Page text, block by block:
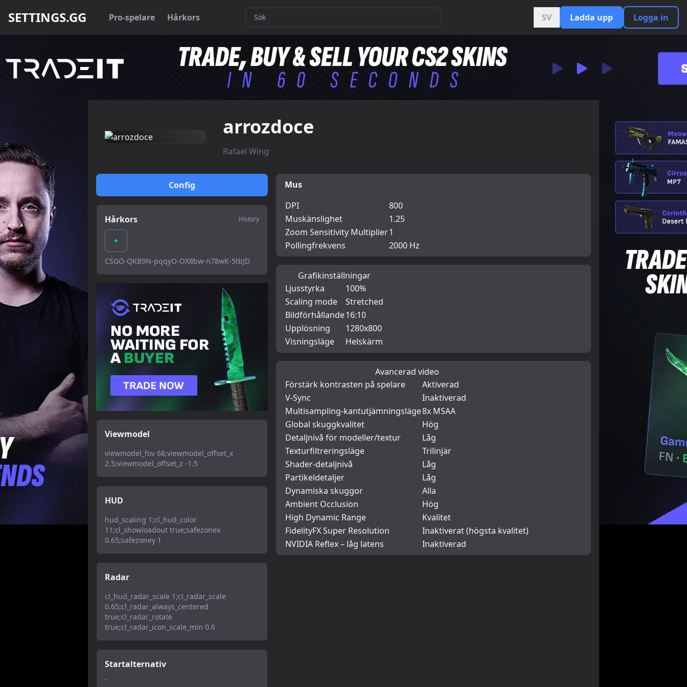
SETTINGS.GG Pro-spelare Hårkors SV Ladda upp Logga in
arrozdoce
Rafael Wing
Config
Hårkors History
CSGO-QKB9N-pqqyO-OX8bw-n78wK-5tbJD
Viewmodel
viewmodel_fov 68;viewmodel_offset_x
2.5;viewmodel_offset_z -1.5
HUD
hud_scaling 1;cl_hud_color
11;cl_showloadout true;safezonex
0.65;safezoney 1
Radar
cl_hud_radar_scale 1;cl_radar_scale
0.65;cl_radar_always_centered
true;cl_radar_rotate
true;cl_radar_icon_scale_min 0.6
Startalternativ
-
Mus
DPI
800
Muskänslighet
1.25
Zoom Sensitivity Multiplier1
Pollingfrekvens
2000 Hz
Grafikinställningar
Ljusstyrka
100%
Scaling mode
Stretched
Bildförhållande16:10
Upplösning
1280x800
Visningsläge
Helskärm
Avancerad video
Förstärk kontrasten på spelare
Aktiverad
V-Sync
Inaktiverad
Multisampling-kantutjämningsläge8x MSAA
Global skuggkvalitet
Hög
Detaljnivå för modeller/textur
Låg
Texturfiltreringsläge
Trilinjär
Shader-detaljnivå
Låg
Partikeldetaljer
Låg
Dynamiska skuggor
Alla
Ambient Occlusion
Hög
High Dynamic Range
Kvalitet
FidelityFX Super Resolution
Inaktiverat (högsta kvalitet)
NVIDIA Reflex – låg latens
Inaktiverad